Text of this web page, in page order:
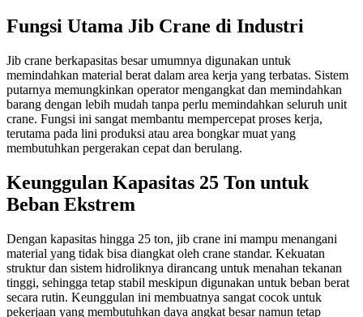
Fungsi Utama Jib Crane di Industri
Jib crane berkapasitas besar umumnya digunakan untuk
memindahkan material berat dalam area kerja yang terbatas. Sistem
putarnya memungkinkan operator mengangkat dan memindahkan
barang dengan lebih mudah tanpa perlu memindahkan seluruh unit
crane. Fungsi ini sangat membantu mempercepat proses kerja,
terutama pada lini produksi atau area bongkar muat yang
membutuhkan pergerakan cepat dan berulang.
Keunggulan Kapasitas 25 Ton untuk
Beban Ekstrem
Dengan kapasitas hingga 25 ton, jib crane ini mampu menangani
material yang tidak bisa diangkat oleh crane standar. Kekuatan
struktur dan sistem hidroliknya dirancang untuk menahan tekanan
tinggi, sehingga tetap stabil meskipun digunakan untuk beban berat
secara rutin. Keunggulan ini membuatnya sangat cocok untuk
pekerjaan yang membutuhkan daya angkat besar namun tetap